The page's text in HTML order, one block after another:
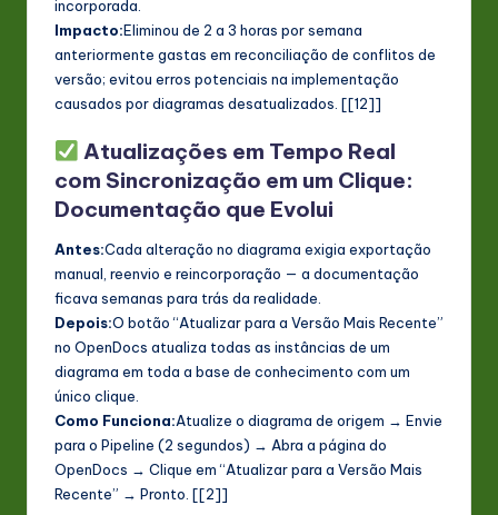
incorporada.
Impacto:Eliminou de 2 a 3 horas por semana
anteriormente gastas em reconciliação de conflitos de
versão; evitou erros potenciais na implementação
causados por diagramas desatualizados. [[12]]
Atualizações em Tempo Real
com Sincronização em um Clique:
Documentação que Evolui
Antes:Cada alteração no diagrama exigia exportação
manual, reenvio e reincorporação — a documentação
ficava semanas para trás da realidade.
Depois:O botão “Atualizar para a Versão Mais Recente”
no OpenDocs atualiza todas as instâncias de um
diagrama em toda a base de conhecimento com um
único clique.
Como Funciona:Atualize o diagrama de origem → Envie
para o Pipeline (2 segundos) → Abra a página do
OpenDocs → Clique em “Atualizar para a Versão Mais
Recente” → Pronto. [[2]]